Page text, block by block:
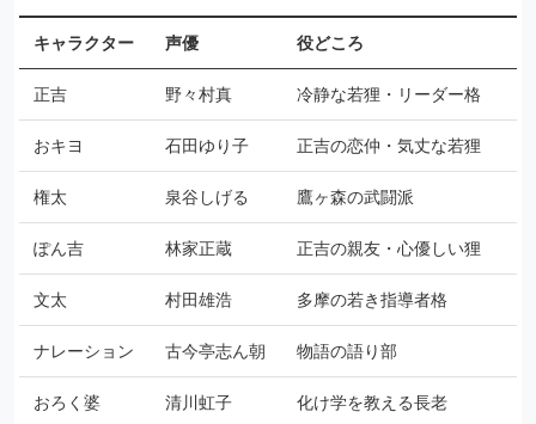
キャラクター 声優 役どころ
正吉 野々村真 冷静な若狸・リーダー格
おキヨ 石田ゆり子 正吉の恋仲・気丈な若狸
権太 泉谷しげる 鷹ヶ森の武闘派
ぽん吉 林家正蔵 正吉の親友・心優しい狸
文太 村田雄浩 多摩の若き指導者格
ナレーション 古今亭志ん朝 物語の語り部
おろく婆 清川虹子 化け学を教える長老